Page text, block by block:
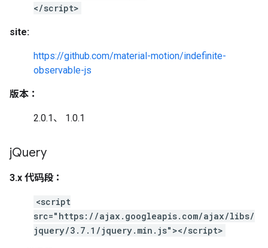
</script>
site:
https://github.com/material-motion/indefinite-
observable-js
版本：
2.0.1、 1.0.1
jQuery
3.x 代码段：
<script
src="https://ajax.googleapis.com/ajax/libs/
jquery/3.7.1/jquery.min.js"></script>